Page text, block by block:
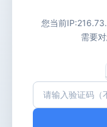
您当前IP:
需要